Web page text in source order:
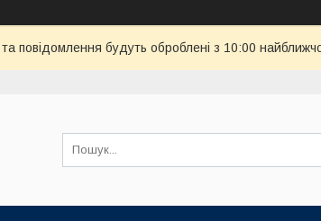
повідомлення будуть оброблені з 10:00